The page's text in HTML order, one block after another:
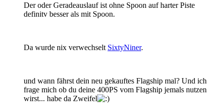
Der oder Geradeauslauf ist ohne Spoon auf harter Piste
definitv besser als mit Spoon.
Da wurde nix verwechselt SixtyNiner.
und wann fährst dein neu gekauftes Flagship mal? Und ich
frage mich ob du deine 400PS vom Flagship jemals nutzen
wirst... habe da Zweifel